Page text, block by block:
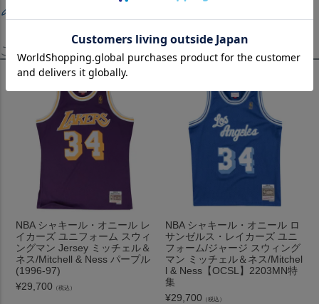
この商品を見たお客様はこちらも見ています！
NBA シャキール・オニール レ
イカーズ ユニフォーム スウィ
ングマン Jersey ミッチェル＆
ネス/Mitchell & Ness パープル
(1996-97)
¥29,700 （税込）
NBA シャキール・オニール ロ
サンゼルス・レイカーズ ユニ
フォーム/ジャージ スウィング
マン ミッチェル＆ネス/Mitchel
l & Ness【OCSL】2203MN特
集
¥29,700 （税込）